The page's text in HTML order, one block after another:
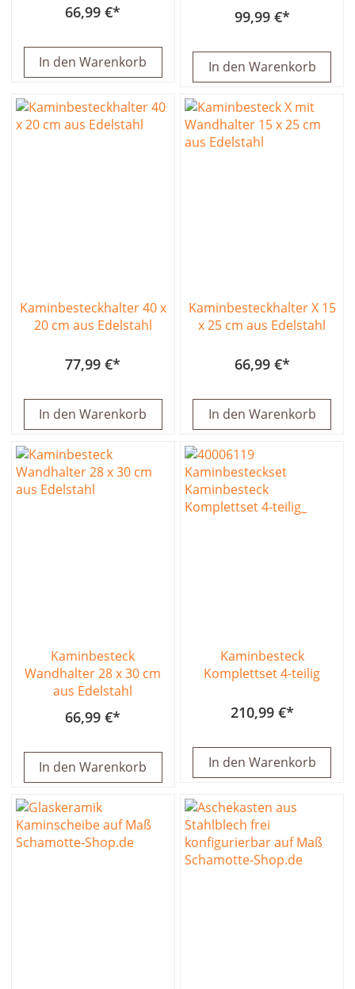
66,99 €
In den Warenkorb
99,99 €
In den Warenkorb
Kaminbesteckhalter 40 x
20 cm aus Edelstahl
77,99 €
In den Warenkorb
Kaminbesteckhalter X 15
x 25 cm aus Edelstahl
66,99 €
In den Warenkorb
Kaminbesteck
Wandhalter 28 x 30 cm
aus Edelstahl
66,99 €
In den Warenkorb
Kaminbesteck
Komplettset 4-teilig
210,99 €
In den Warenkorb